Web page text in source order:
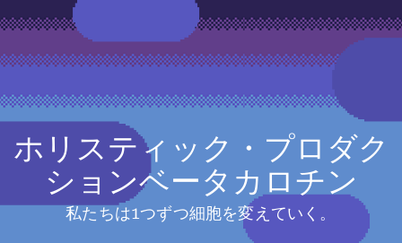
ホリスティック・プロダク
ションベータカロチン
私たちは1つずつ細胞を変えていく。